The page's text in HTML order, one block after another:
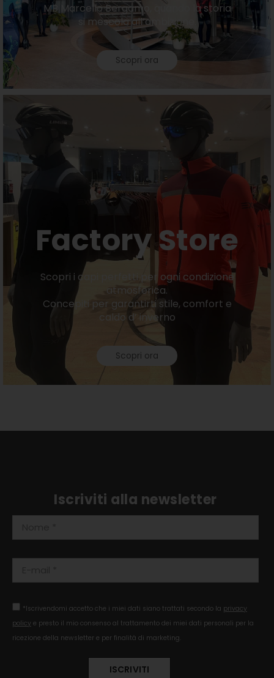
MB Marcello Bergamo, quando la storia
si mescola all’ambizione.
Scopri ora
Factory Store
Scopri i capi perfetti per ogni condizione
atmosferica.
Concepiti per garantirti stile, comfort e
caldo d’ inverno
Scopri ora
Iscriviti alla newsletter
*Iscrivendomi accetto che i miei dati siano trattati secondo la privacy
policy e presto il mio consenso al trattamento dei miei dati personali per la
ricezione della newsletter e per finalità di marketing.